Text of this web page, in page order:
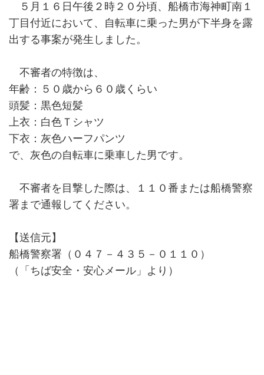
５月１６日午後２時２０分頃、船橋市海神町南１
丁目付近において、自転車に乗った男が下半身を露
出する事案が発生しました。
不審者の特徴は、
年齢：５０歳から６０歳くらい
頭髪：黒色短髪
上衣：白色Ｔシャツ
下衣：灰色ハーフパンツ
で、灰色の自転車に乗車した男です。
不審者を目撃した際は、１１０番または船橋警察
署まで通報してください。
【送信元】
船橋警察署（０４７－４３５－０１１０）
（「ちば安全・安心メール」より）